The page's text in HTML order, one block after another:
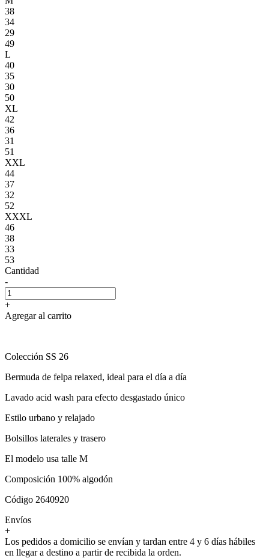
38
34
29
49
L
40
35
30
50
XL
42
36
31
51
XXL
44
37
32
52
XXXL
46
38
33
53
Cantidad
-
+
Agregar al carrito
Colección SS 26
Bermuda de felpa relaxed, ideal para el día a día
Lavado acid wash para efecto desgastado único
Estilo urbano y relajado
Bolsillos laterales y trasero
El modelo usa talle M
Composición 100% algodón
Código 2640920
Envíos
+
Los pedidos a domicilio se envían y tardan entre 4 y 6 días hábiles
en llegar a destino a partir de recibida la orden.